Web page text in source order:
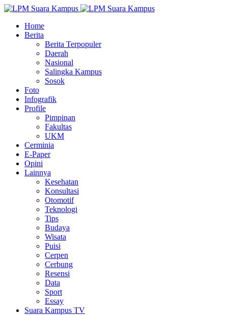
Home
Berita
Berita Terpopuler
Daerah
Nasional
Salingka Kampus
Sosok
Foto
Infografik
Profile
Pimpinan
Fakultas
UKM
Cerminia
E-Paper
Opini
Lainnya
Kesehatan
Konsultasi
Otomotif
Teknologi
Tips
Budaya
Wisata
Puisi
Cerpen
Cerbung
Resensi
Data
Sport
Essay
Suara Kampus TV